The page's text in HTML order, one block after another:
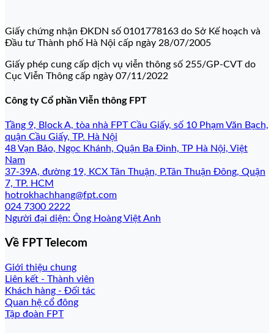
Giấy chứng nhận ĐKDN số 0101778163 do Sở Kế hoạch và
Đầu tư Thành phố Hà Nội cấp ngày 28/07/2005
Giấy phép cung cấp dịch vụ viễn thông số 255/GP-CVT do
Cục Viễn Thông cấp ngày 07/11/2022
Công ty Cổ phần Viễn thông FPT
Tầng 9, Block A, tòa nhà FPT Cầu Giấy, số 10 Phạm Văn Bạch,
quận Cầu Giấy, TP. Hà Nội
48 Vạn Bảo, Ngọc Khánh, Quận Ba Đình, TP Hà Nội, Việt
Nam
37-39A, đường 19, KCX Tân Thuận, P.Tân Thuận Đông, Quận
7, TP. HCM
hotrokhachhang@fpt.com
024 7300 2222
Người đại diện: Ông Hoàng Việt Anh
Về FPT Telecom
Giới thiệu chung
Liên kết - Thành viên
Khách hàng - Đối tác
Quan hệ cổ đông
Tập đoàn FPT